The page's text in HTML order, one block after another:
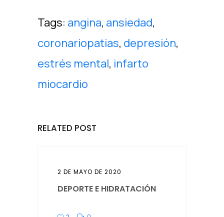
Tags: angina, ansiedad,
coronariopatias, depresión,
estrés mental, infarto
miocardio
RELATED POST
2 DE MAYO DE 2020
DEPORTE E HIDRATACIÓN